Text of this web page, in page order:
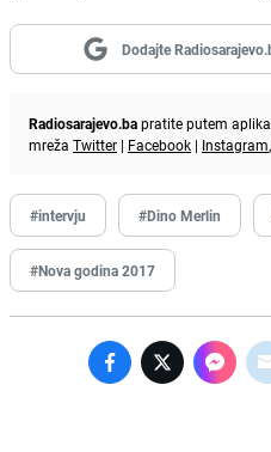
Dodajte
Radiosarajevo.bapratite putem
mreža Twitter | Facebook | Instagram
#intervju #Dino Merlin
#Nova godina 2017